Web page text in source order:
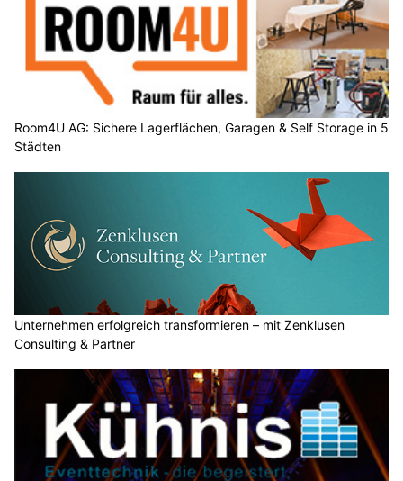
Room4U AG: Sichere Lagerflächen, Garagen & Self Storage in 5
Städten
Unternehmen erfolgreich transformieren – mit Zenklusen
Consulting & Partner